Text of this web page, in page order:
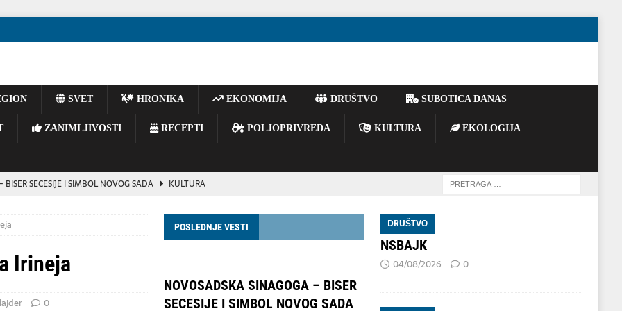
SVET HRONIKA EKONOMIJA DRUŠTVO SUBOTICA DANAS
ZANIMLJIVOSTI RECEPTI POLJOPRIVREDA KULTURA EKOLOGIJA
SECESIJE I SIMBOL NOVOG SADA
KULTURA
ukrajinskog izvoza gvozdene rude, navodi se u izveštaju.
će insistirati na poništavanju odluka visokog predstavnika
Irineja
0
POSLEDNJE VESTI
NOVOSADSKA SINAGOGA – BISER
SECESIJE I SIMBOL NOVOG SADA
DRUŠTVO
NSBAJK
04/08/2026 0